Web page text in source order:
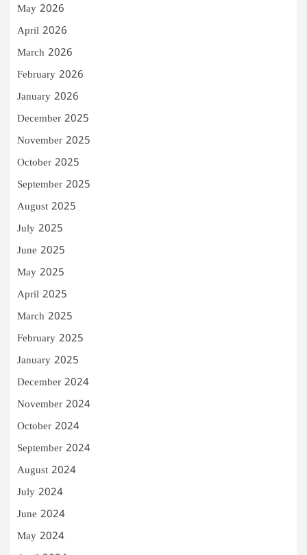
May 2026
April 2026
March 2026
February 2026
January 2026
December 2025
November 2025
October 2025
September 2025
August 2025
July 2025
June 2025
May 2025
April 2025
March 2025
February 2025
January 2025
December 2024
November 2024
October 2024
September 2024
August 2024
July 2024
June 2024
May 2024